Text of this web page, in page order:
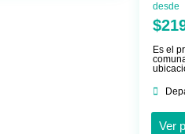
desde
Es el
Ver